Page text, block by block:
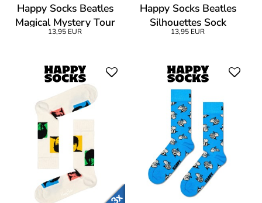
Happy Socks Beatles
Magical Mystery Tour
Sock
13,95 EUR
Happy Socks Beatles
Silhouettes Sock
13,95 EUR